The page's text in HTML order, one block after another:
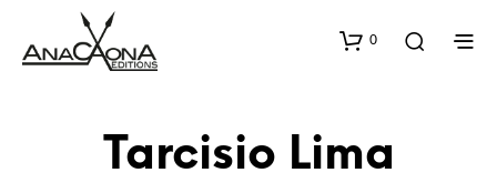
0
Tarcisio Lima